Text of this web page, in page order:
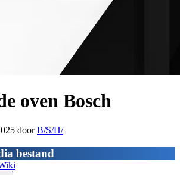
oven Bosch
doorB/S/H/
bestand